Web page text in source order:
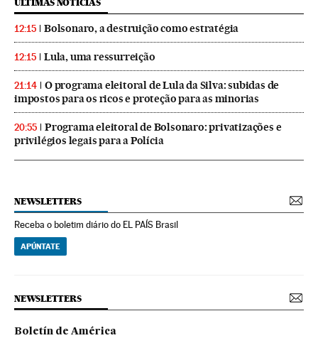
ÚLTIMAS NOTICIAS
12:15 Bolsonaro, a destruição como estratégia
12:15 Lula, uma ressurreição
21:14
O programa eleitoral de Lula da Silva: subidas de
impostos para os ricos e proteção para as minorias
20:55
Programa eleitoral de Bolsonaro: privatizações e
privilégios legais para a Polícia
NEWSLETTERS
Receba o boletim diário do EL PAÍS Brasil
APÚNTATE
NEWSLETTERS
Boletín de América